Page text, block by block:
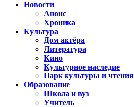
Новости
Анонс
Хроника
Культура
Дом актёра
Литература
Кино
Культурное наследие
Парк культуры и чтения
Образование
Школа и вуз
Учитель